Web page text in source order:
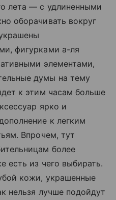
лета — с удлиненными
оборачивать вокруг
фигурками а-ля
элементами,
думы на тему
к этим часам больше
ярко и
к легким
Впрочем, тут
более
есть из чего выбирать.
кожи, украшенные
нельзя лучше подойдут